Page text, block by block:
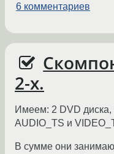
6 комментариев
2-х.
Имеем: 2 DVD диска,
AUDIO_TS и
В сумме они